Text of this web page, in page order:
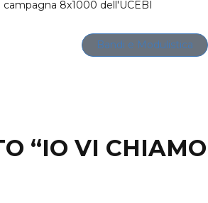
8x1000 dell'UCEBI
Bandi e Modulistica
“IO VI CHIAMO